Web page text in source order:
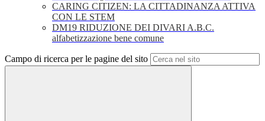
CARING CITIZEN: LA CITTADINANZA ATTIVA
CON LE STEM
DM19 RIDUZIONE DEI DIVARI A.B.C.
alfabetizzazione bene comune
Campo di ricerca per le pagine del sito